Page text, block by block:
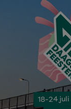
18-24